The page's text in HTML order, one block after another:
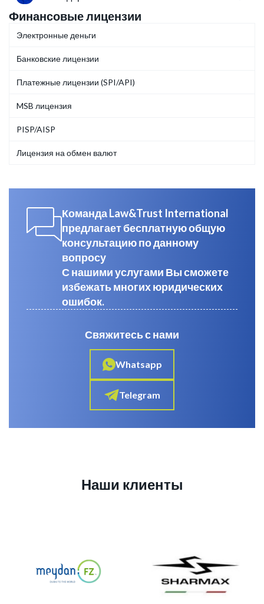
Финансовые лицензии
Электронные деньги
Банковские лицензии
Платежные лицензии (SPI/API)
MSB лицензия
PISP/AISP
Лицензия на обмен валют
Команда Law&Trust International
предлагает бесплатную общую
консультацию по данному
вопросу
С нашими услугами Вы сможете
избежать многих юридических
ошибок.
Свяжитесь с нами
Whatsapp
Telegram
Наши клиенты